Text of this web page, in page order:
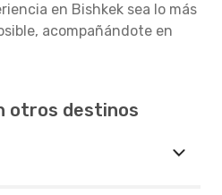
en Bishkek sea lo más
acompañándote en
otros destinos